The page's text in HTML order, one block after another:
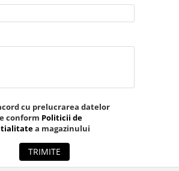
cu prelucrarea datelor
conform Politicii de
a magazinului
TRIMITE